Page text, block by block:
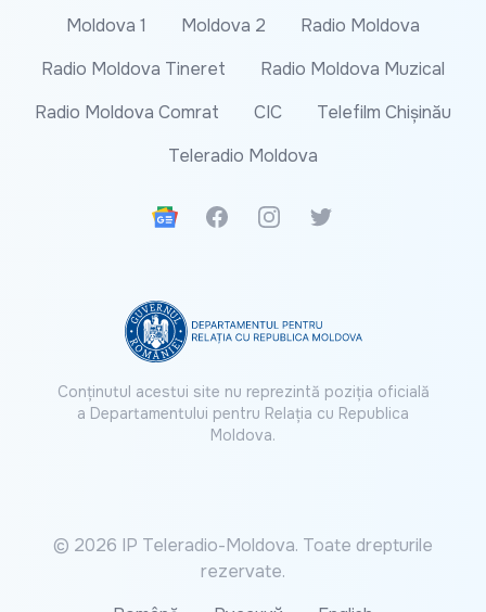
Moldova 1 Moldova 2
Radio Moldova
Radio Moldova Tineret
Radio Moldova Muzical
Radio Moldova Comrat
CIC
Telefilm Chișinău
Teleradio Moldova
Google News
FacebookInstagramTwitter
Conținutul acestui site nu reprezintă poziția oficială
a Departamentului pentru Relația cu Republica
Moldova.
© 2026 IP Teleradio-Moldova. Toate drepturile
rezervate.